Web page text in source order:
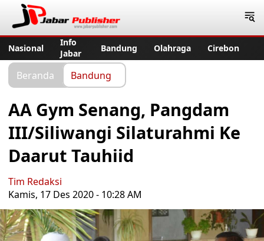
Nasional
Info
Jabar
Bandung Olahraga Cirebon
Beranda Bandung
AA Gym Senang, Pangdam
III/Siliwangi Silaturahmi Ke
Daarut Tauhiid
Tim Redaksi
Kamis, 17 Des 2020 - 10:28 AM